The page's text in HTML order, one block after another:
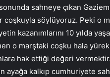
sahneye çıkan
coşkuyla söylüyoruz. Peki o
kazanımlarını 10 yılda
o marştaki coşku hala
hak ettiği değeri
ayağa kalkıp cumhuriyete